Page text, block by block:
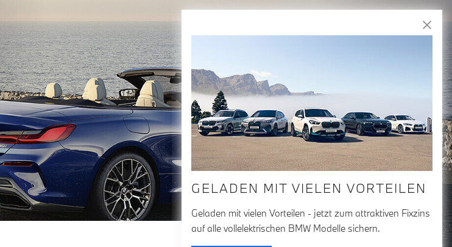
GELADEN MIT VIELEN VORTEILEN
Geladen mit vielen Vorteilen - jetzt zum attraktiven Fixzins
auf alle vollelektrischen BMW Modelle sichern.